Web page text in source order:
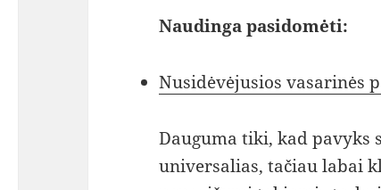
Naudinga pasidomėti:
Nusidėvėjusios vasarinės
Dauguma tiki, kad
universalias, tačiau labai